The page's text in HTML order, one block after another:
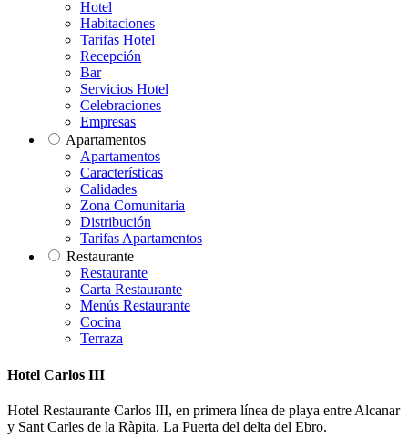
Hotel
Habitaciones
Tarifas Hotel
Recepción
Bar
Servicios Hotel
Celebraciones
Empresas
Apartamentos
Apartamentos
Características
Calidades
Zona Comunitaria
Distribución
Tarifas Apartamentos
Restaurante
Restaurante
Carta Restaurante
Menús Restaurante
Cocina
Terraza
Hotel Carlos III
Hotel Restaurante Carlos III, en primera línea de playa entre Alcanar
y Sant Carles de la Ràpita. La Puerta del delta del Ebro.